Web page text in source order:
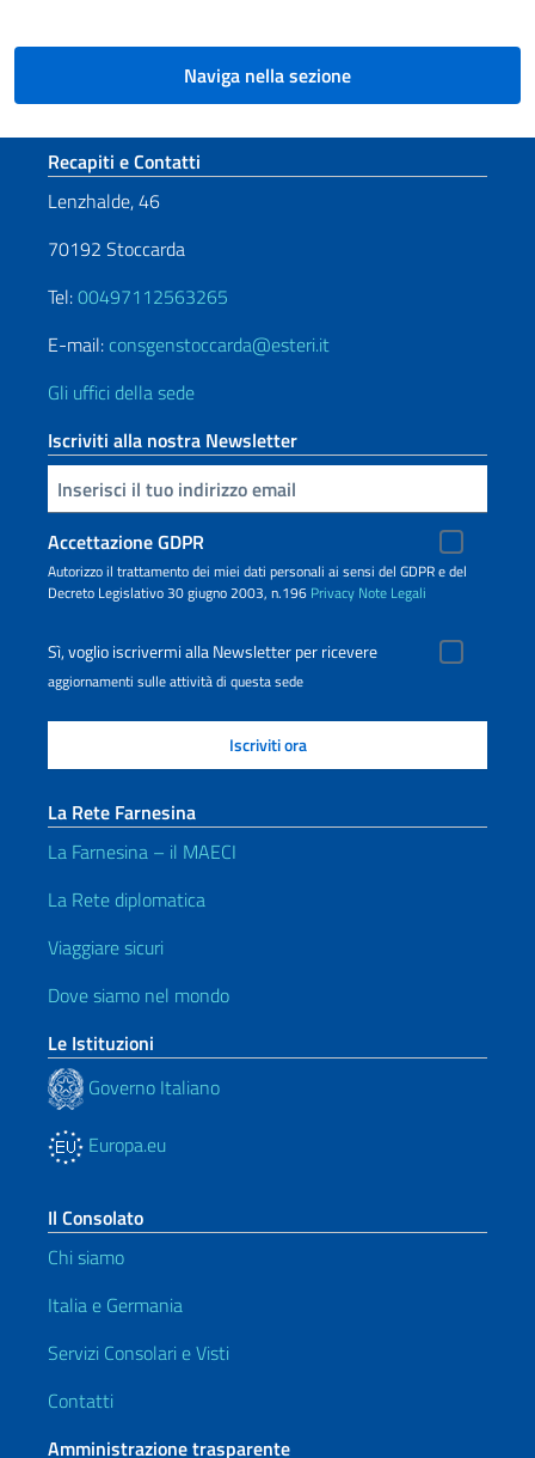
Naviga nella sezione
Sezione footer
Recapiti e Contatti
Lenzhalde, 46
70192 Stoccarda
Tel:00497112563265
E-mail: consgenstoccarda@esteri.it
Gli uffici della sede
Iscriviti alla nostra Newsletter
Inserisci la tua email
Accettazione GDPR
Autorizzo il trattamento dei miei dati personali ai sensi del GDPR e del
Decreto Legislativo 30 giugno 2003, n.196 Privacy Note Legali
Sì, voglio iscrivermi alla Newsletter per ricevere
aggiornamenti sulle attività di questa sede
La Rete Farnesina
La Farnesina – il MAECI
La Rete diplomatica
Viaggiare sicuri
Dove siamo nel mondo
Le Istituzioni
Governo Italiano
Europa.eu
Il Consolato
Chi siamo
Italia e Germania
Servizi Consolari e Visti
Contatti
Amministrazione trasparente